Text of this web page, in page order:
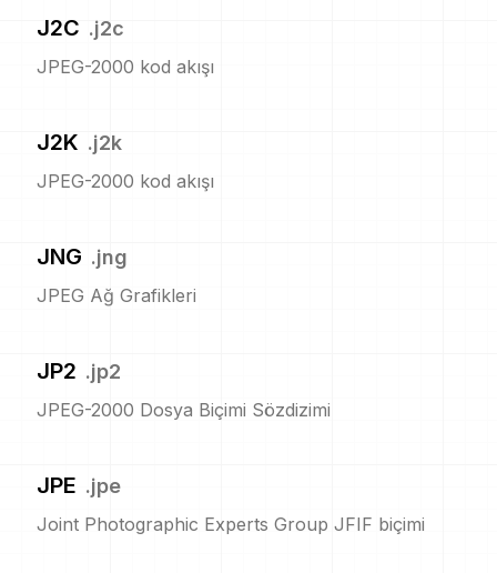
J2C .j2c
JPEG-2000 kod akışı
J2K .j2k
JPEG-2000 kod akışı
JNG .jng
JPEG Ağ Grafikleri
JP2 .jp2
JPEG-2000 Dosya Biçimi Sözdizimi
JPE .jpe
Joint Photographic Experts Group JFIF biçimi